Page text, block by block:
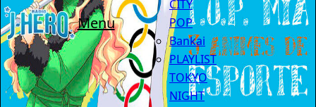
Menu
CITY
POP
Bankai
PLAYLIST
TOKYO
NIGHT